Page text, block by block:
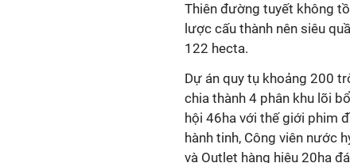
Thiên đường tuyết không
lược cấu thành nên siêu
122 hecta.
Dự án quy tụ khoảng 200
chia thành 4 phân khu lõi
hội 46ha với thế giới phim
hành tinh, Công viên nước
và Outlet hàng hiệu 20ha